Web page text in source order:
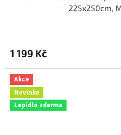
225x250cm,
1 199 Kč
Akce
Novinka
Lepidlo zdarma